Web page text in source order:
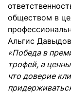
обществом в
Альгис
«Победа в
трофей, а
что доверие